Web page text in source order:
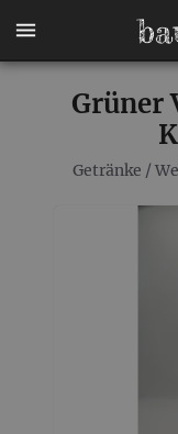
Grüner
Getränke /